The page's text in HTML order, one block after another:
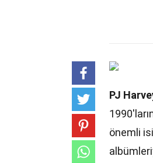
PJ
önemli